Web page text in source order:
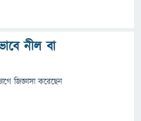
নীল বা
জিজ্ঞাসাকরেছেন